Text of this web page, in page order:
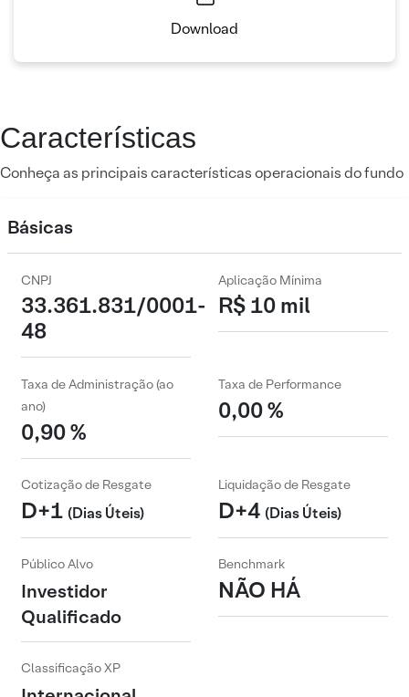
Download
Características
Conheça as principais características operacionais do fundo
Básicas
CNPJ
33.361.831/0001-
48
Aplicação Mínima
R$ 10 mil
Taxa de Administração (ao
ano)
0,90 %
Taxa de Performance
0,00 %
Cotização de Resgate
D+1 (Dias Úteis)
Liquidação de Resgate
D+4 (Dias Úteis)
Público Alvo
Investidor
Qualificado
Benchmark
NÃO HÁ
Classificação XP